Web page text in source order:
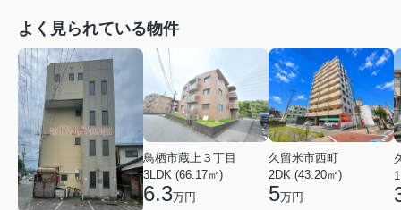
よく見られている物件
鳥栖市蔵上３丁目
3LDK (66.17㎡)
6.3万円
久留米市西町
2DK (43.20㎡)
5万円